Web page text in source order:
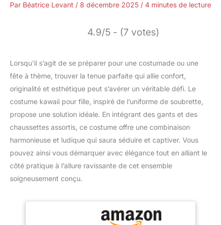
Par Béatrice Levant / 8 décembre 2025 / 4 minutes de lecture
4.9/5 - (7 votes)
Lorsqu’il s’agit de se préparer pour une costumade ou une
fête à thème, trouver la tenue parfaite qui allie confort,
originalité et esthétique peut s’avérer un véritable défi. Le
costume kawaii pour fille, inspiré de l’uniforme de soubrette,
propose une solution idéale. En intégrant des gants et des
chaussettes assortis, ce costume offre une combinaison
harmonieuse et ludique qui saura séduire et captiver. Vous
pouvez ainsi vous démarquer avec élégance tout en alliant le
côté pratique à l’allure ravissante de cet ensemble
soigneusement conçu.